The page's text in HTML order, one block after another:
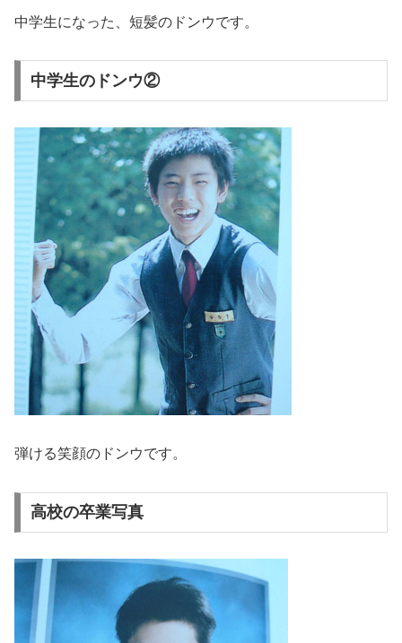
中学生になった、短髪のドンウです。
中学生のドンウ②
弾ける笑顔のドンウです。
高校の卒業写真